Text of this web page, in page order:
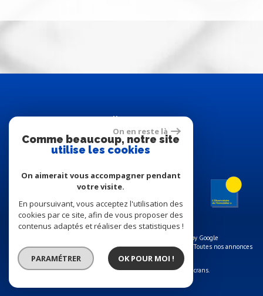
© 2026 | Tous droits réservés | Traduction powered by Google
Plan du site-Mentions légales Nos honoraires-Liens-Admin
Toutes nos annonces
Site internet compatible multi-supports,
un seul site adaptable à tous les types d'écrans.
On en reste là
Comme beaucoup, notre site
utilise les cookies
On aimerait vous accompagner pendant
votre visite.
En poursuivant, vous acceptez l'utilisation des
cookies par ce site, afin de vous proposer des
contenus adaptés et réaliser des statistiques !
PARAMÉTRER OK POUR MOI !